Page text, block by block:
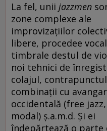
La fel, unii jazzmen
zone complexe ale
improvizațiilor
libere, procedee
timbrale destul de
noi tehnici de
colajul,
combinații cu
occidentală (free
modal) ș.a.m.d. Și ei
îndepărtează o parte